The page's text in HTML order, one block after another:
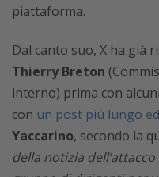
piattaforma.
Dal canto suo, X ha già
Thierry Breton
interno) prima con
con un post più lungo
Yaccarino, secondo la
della notizia